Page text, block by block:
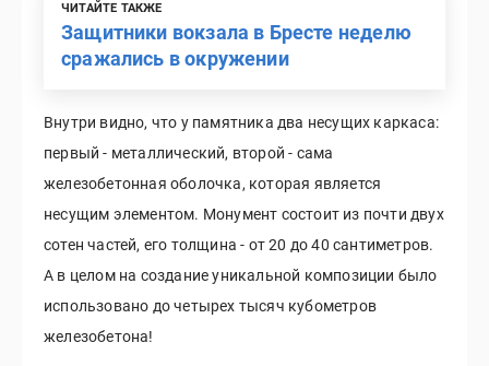
ЧИТАЙТЕ ТАКЖЕ
Защитники вокзала в Бресте неделю
сражались в окружении
Внутри видно, что у памятника два несущих каркаса:
первый - металлический, второй - сама
железобетонная оболочка, которая является
несущим элементом. Монумент состоит из почти двух
сотен частей, его толщина - от 20 до 40 сантиметров.
А в целом на создание уникальной композиции было
использовано до четырех тысяч кубометров
железобетона!